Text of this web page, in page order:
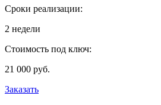
Сроки реализации:
2 недели
Стоимость под ключ:
21 000 руб.
Заказать